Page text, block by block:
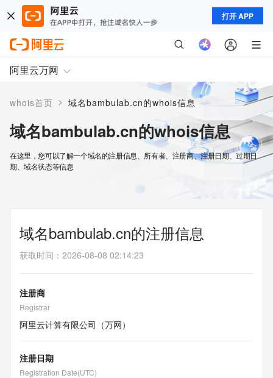
打开 APP
阿里云万网
whois首页 > 域名bambulab.cn的whois信息
域名bambulab.cn的whois信息
在这里，您可以了解一个域名的注册信息、所有者、注册商、注册日期、过期日
期、域名状态等信息
域名bambulab.cn的注册信息
获取时间 ： 2026-08-08 02:14:23
注册商
Registrar
阿里云计算有限公司（万网）
注册日期
Registration Date(UTC)